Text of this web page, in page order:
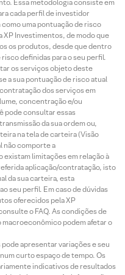
Essa metodologia consiste em
cada perfil de investidor
uma pontuação de risco
XP Investimentos, de modo que
os produtos, desde que dentro
definidas para o seu perfil.
os serviços objeto deste
a sua pontuação de risco atual
dos serviços em
concentração e/ou
pode consultar essas
da sua ordem ou,
na tela de carteira (Visão
não comporte a
limitações em relação à
aplicação/contratação, isto
da sua carteira, esta
seu perfil. Em caso de dúvidas
oferecidos pela XP
o FAQ. As condições de
macroeconômico podem afetar o
apresentar variações e seu
curto espaço de tempo. Os
indicativos de resultados